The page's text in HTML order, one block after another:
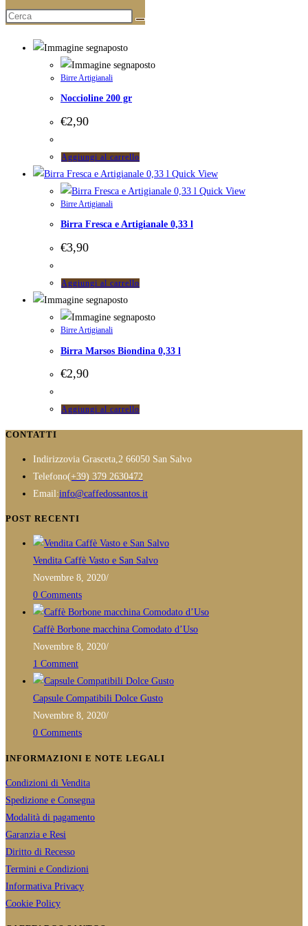
Prodotti correlati
Birre Artigianali
Noccioline 200 gr
€2,90
Aggiungi al carrello
Quick View
Quick View
Birre Artigianali
Birra Fresca e Artigianale 0,33 l
€3,90
Aggiungi al carrello
Birre Artigianali
Birra Marsos Biondina 0,33 l
€2,90
Aggiungi al carrello
CONTATTI
Indirizzovia Grasceta,2 66050 San Salvo
Telefono(+39) 379 2630472
in
Email:info@caffedossantos.itOpens
application
POST RECENTI
Vendita Caffè Vasto e San Salvo
Novembre 8, 2020/
0 Comments
Caffè Borbone macchina Comodato d’Uso
Novembre 8, 2020/
1 Comment
Capsule Compatibili Dolce Gusto
Novembre 8, 2020/
0 Comments
INFORMAZIONI E NOTE LEGALI
Condizioni di Vendita
Spedizione e Consegna
Modalità di pagamento
Garanzia e Resi
Diritto di Recesso
Termini e Condizioni
Informativa Privacy
Cookie Policy